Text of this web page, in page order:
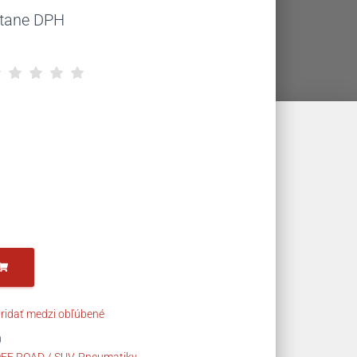
DPH
medzi obľúbené